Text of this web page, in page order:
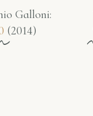
Galloni:
(2014)